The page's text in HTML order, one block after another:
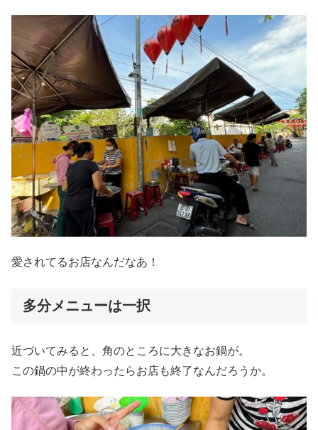
愛されてるお店なんだなあ！
多分メニューは一択
近づいてみると、角のところに大きなお鍋が。
この鍋の中が終わったらお店も終了なんだろうか。